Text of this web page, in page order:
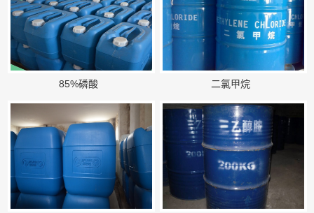
85%磷酸 二氯甲烷